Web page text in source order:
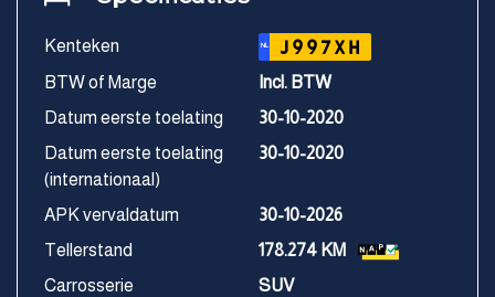
Kenteken NL J997XH
BTW of Marge
Incl. BTW
Datum eerste toelating
30-10-2020
Datum eerste toelating
(internationaal)
30-10-2020
APK vervaldatum
30-10-2026
Tellerstand
178.274 KM
Carrosserie
SUV